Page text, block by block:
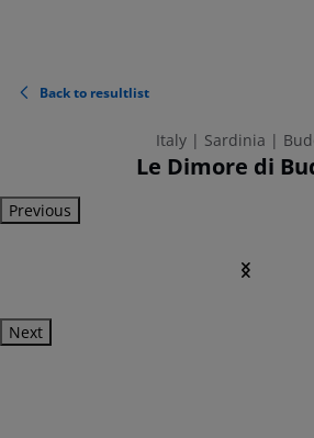
Back to resultlist
Italy | Sardinia |
Le Dimore di
Previous
Next